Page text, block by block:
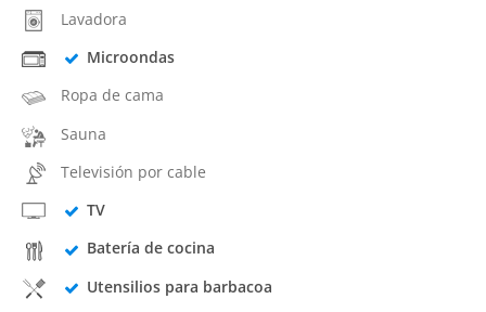
Lavadora
Microondas
Ropa de cama
Sauna
Televisión por cable
TV
Batería de cocina
Utensilios para barbacoa